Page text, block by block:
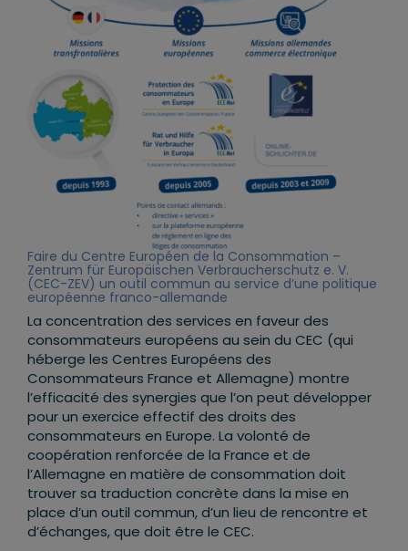
Faire du Centre Européen de la Consommation –
Zentrum für Europäischen Verbraucherschutz e. V.
(CEC-ZEV) un outil commun au service d’une politique
européenne franco-allemande
La concentration des services en faveur des
consommateurs européens au sein du CEC (qui
héberge les Centres Européens des
Consommateurs France et Allemagne) montre
l’efficacité des synergies que l’on peut développer
pour un exercice effectif des droits des
consommateurs en Europe. La volonté de
coopération renforcée de la France et de
l’Allemagne en matière de consommation doit
trouver sa traduction concrète dans la mise en
place d’un outil commun, d’un lieu de rencontre et
d’échanges, que doit être le CEC.